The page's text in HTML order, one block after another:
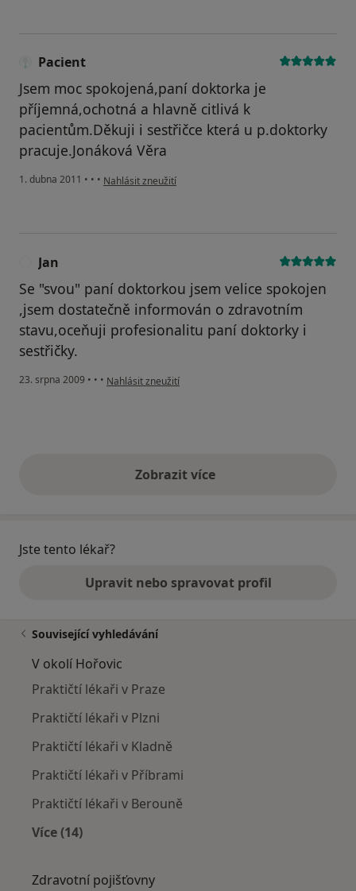
Pacient
Jsem moc spokojená,paní doktorka je
příjemná,ochotná a hlavně citlivá k
pacientům.Děkuji i sestřičce která u p.doktorky
pracuje.Jonáková Věra
1. dubna 2011 • • • podle názoru uživatele Pacient
Nahlásit zneužití
Jan
Se "svou" paní doktorkou jsem velice spokojen
,jsem dostatečně informován o zdravotním
stavu,oceňuji profesionalitu paní doktorky i
sestřičky.
23. srpna 2009 • • • podle názoru uživatele Jan
Nahlásit zneužití
Zobrazit vícevýše uvedené názory
Jste tento lékař?
Upravit nebo spravovat profil
Související vyhledávání
V okolí Hořovic
Praktičtí lékaři v Praze
Praktičtí lékaři v Plzni
Praktičtí lékaři v Kladně
Praktičtí lékaři v Příbrami
Praktičtí lékaři v Berouně
Více (14)
Zdravotní pojišťovny